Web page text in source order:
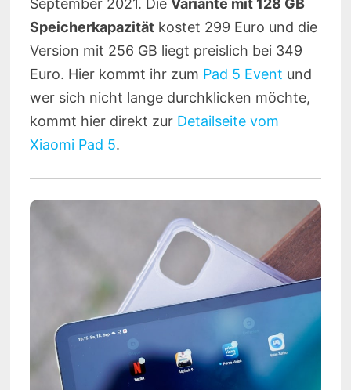
September 2021. Die Variante mit 128 GB
Speicherkapazitätkostet 299 Euro und die
Version mit 256 GB liegt preislich bei 349
Euro. Hier kommt ihr zum Pad 5 Event und
wer sich nicht lange durchklicken möchte,
kommt hier direkt zur Detailseite vom
Xiaomi Pad 5.